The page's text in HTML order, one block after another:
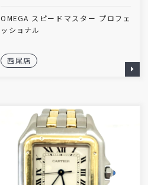
OMEGA スピードマスター プロフェ
ッショナル
西尾店